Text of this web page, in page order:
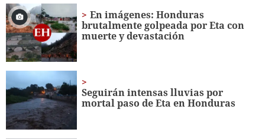
En imágenes: Honduras
brutalmente golpeada por Eta con
muerte y devastación
Seguirán intensas lluvias por
mortal paso de Eta en Honduras